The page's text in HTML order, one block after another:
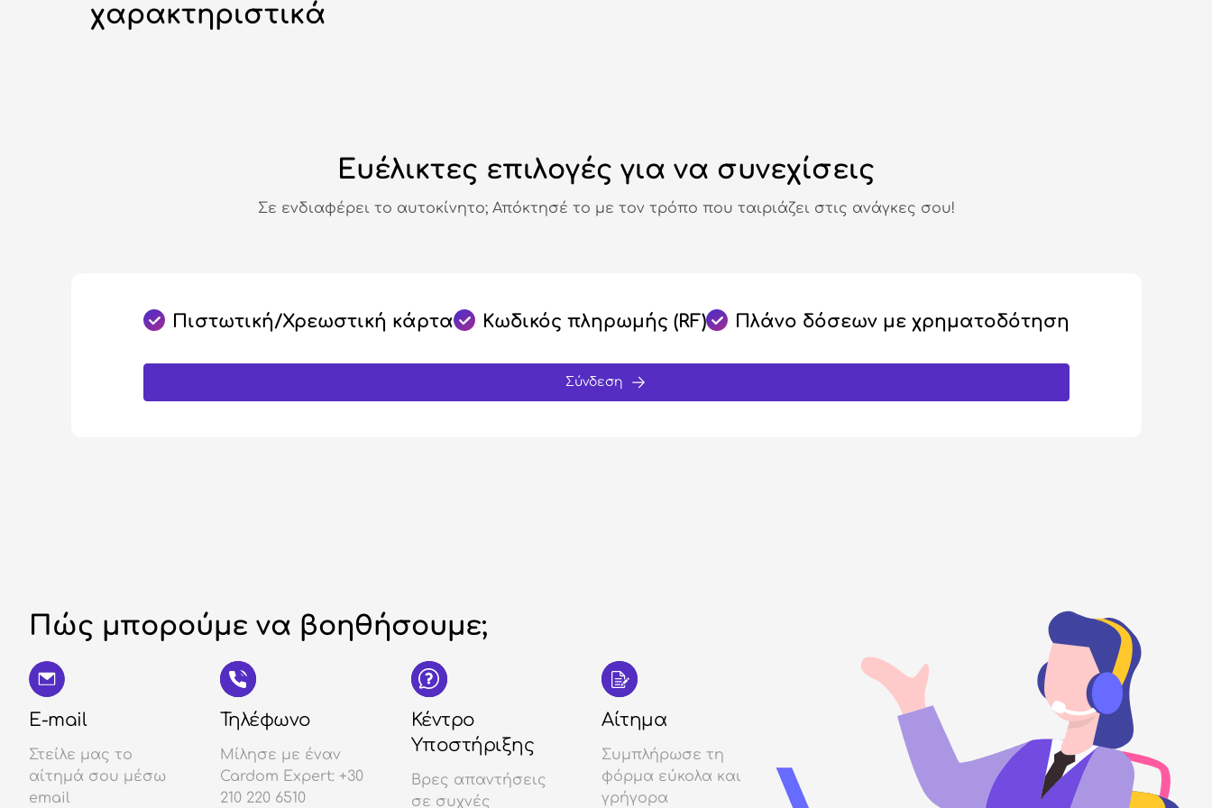
χαρακτηριστικά
Ευέλικτες επιλογές για να συνεχίσεις
Σε ενδιαφέρει το αυτοκίνητο; Απόκτησέ το με τον τρόπο που ταιριάζει στις ανάγκες σου!
Πιστωτική/Χρεωστική κάρτα Κωδικός πληρωμής (RF) Πλάνο δόσεων με χρηματοδότηση
Σύνδεση
Πώς μπορούμε να βοηθήσουμε;
E-mail
Στείλε μας το
αίτημά σου μέσω
email
Τηλέφωνο
Μίλησε με έναν
Cardom Expert: +30
210 220 6510
Κέντρο
Υποστήριξης
Βρες απαντήσεις
σε συχνές
Αίτημα
Συμπλήρωσε τη
φόρμα εύκολα και
γρήγορα